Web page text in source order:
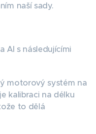
naší sady.
AI s následujícími
motorový systém na
kalibraci na délku
to dělá